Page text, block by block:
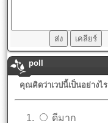
poll
คุณคิดว่าเวปนี้เป็นอย่างไร
ดีมาก